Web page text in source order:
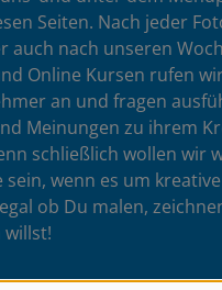
Seiten. Nach jeder
auch nach unseren
Online Kursen rufen
an und fragen
Meinungen zu ihrem
schließlich wollen wir
sein, wenn es um
ob Du malen,